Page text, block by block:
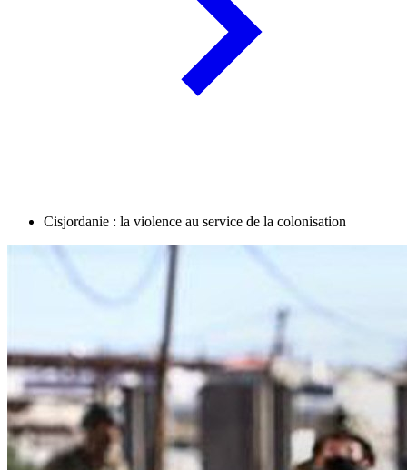
Cisjordanie : la violence au service de la colonisation